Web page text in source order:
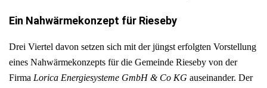
Ein Nahwärmekonzept für Rieseby
Drei Viertel davon setzen sich mit der jüngst erfolgten Vorstellung
eines Nahwärmekonzepts für die Gemeinde Rieseby von der
Firma Lorica Energiesysteme GmbH & Co KG auseinander. Der